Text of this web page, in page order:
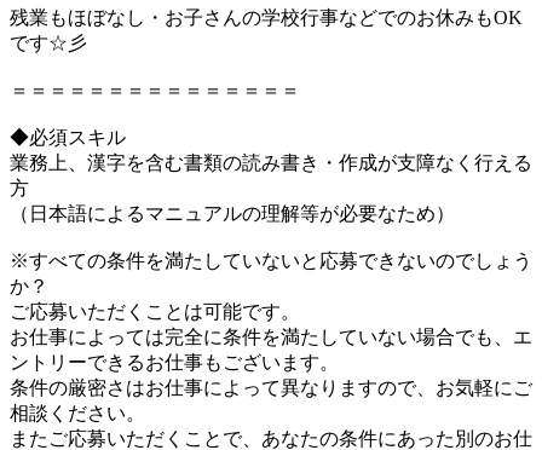
残業もほぼなし・お子さんの学校行事などでのお休みもOK
です☆彡
＝＝＝＝＝＝＝＝＝＝＝＝＝＝＝
◆必須スキル
業務上、漢字を含む書類の読み書き・作成が支障なく行える
方
（日本語によるマニュアルの理解等が必要なため）
※すべての条件を満たしていないと応募できないのでしょう
か？
ご応募いただくことは可能です。
お仕事によっては完全に条件を満たしていない場合でも、エ
ントリーできるお仕事もございます。
条件の厳密さはお仕事によって異なりますので、お気軽にご
相談ください。
またご応募いただくことで、あなたの条件にあった別のお仕